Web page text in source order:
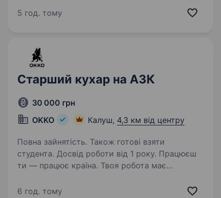
до технологічних карт і рецептів. Дотримання
5 год. тому
Старший кухар на АЗК
30 000 грн
OKKO
Калуш, 4,3 км від центру
Повна зайнятість. Також готові взяти
студента. Досвід роботи від 1 року. Працюєш
ти — працює країна. Твоя робота має
формуймо надійний тил нашої країни разом!
6 год. тому